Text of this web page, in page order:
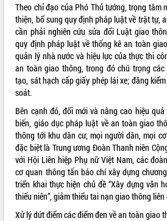
VIDEO
Không có file video nào để phát.
ALBUM ẢNH
Theo chỉ đạo của Phó Thủ tướng, trọng tâm
thiện, bổ sung quy định pháp luật về trật tự,
cần phải nghiên cứu sửa đổi Luật giao
quy định pháp luật về thống kê an toàn
quản lý nhà nước và hiệu lực của thực thi
an toàn giao thông, trong đó chú trọng
tạo, sát hạch cấp giấy phép lái xe; đăng
soát.
Bên cạnh đó, đổi mới và nâng cao hiệu
biến, giáo dục pháp luật về an toàn giao
thông tới khu dân cư, mọi người dân, mọi
đặc biệt là Trung ương Đoàn Thanh niên
với Hội Liên hiệp Phụ nữ Việt Nam, các
cơ quan thông tấn báo chí xây dựng
triển khai thực hiện chủ đề “Xây dựng văn
thiếu niên”, giảm thiểu tai nạn giao thông
Xử lý dứt điểm các điểm đen về an toàn giao